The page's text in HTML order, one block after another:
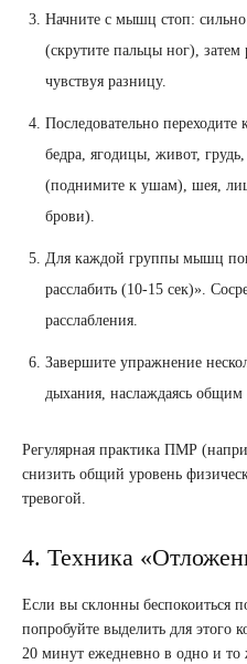
Начните с мышц стоп:
(скрутите пальцы ног), затем
чувствуя разницу.
Последовательно
бедра, ягодицы, живот,
(поднимите к ушам), шея,
брови).
Для каждой группы мышц
расслабить (10-15 сек)».
расслабления.
Завершите упражнение
дыхания, наслаждаясь
Регулярная практика ПМР
снизить общий уровень
тревогой.
4. Техника
Если вы склонны беспокоиться
попробуйте выделить для этого
20 минут ежедневно в одно и